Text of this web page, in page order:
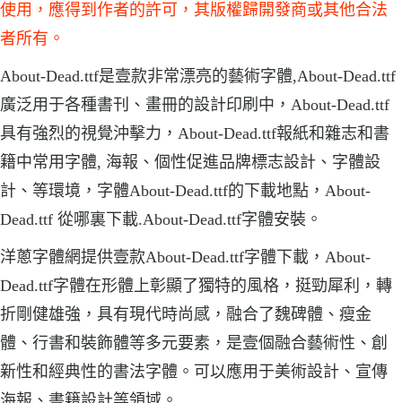
使用，應得到作者的許可，其版權歸開發商或其他合法
者所有。
About-Dead.ttf是壹款非常漂亮的藝術字體,About-Dead.ttf
廣泛用于各種書刊、畫冊的設計印刷中，About-Dead.ttf
具有強烈的視覺沖擊力，About-Dead.ttf報紙和雜志和書
籍中常用字體, 海報、個性促進品牌標志設計、字體設
計、等環境，字體About-Dead.ttf的下載地點，About-
Dead.ttf 從哪裏下載.About-Dead.ttf字體安裝。
洋蔥字體網提供壹款About-Dead.ttf字體下載，About-
Dead.ttf字體在形體上彰顯了獨特的風格，挺勁犀利，轉
折剛健雄強，具有現代時尚感，融合了魏碑體、瘦金
體、行書和裝飾體等多元要素，是壹個融合藝術性、創
新性和經典性的書法字體。可以應用于美術設計、宣傳